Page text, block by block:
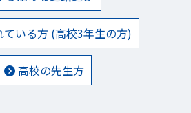
ている方 (高校3年生の方)
高校の先生方